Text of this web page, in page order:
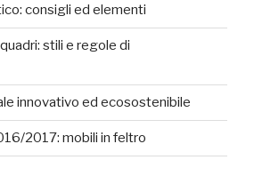
consigli ed elementi
stili e regole di
innovativo ed ecosostenibile
2017: mobili in feltro